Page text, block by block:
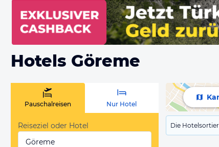
Hotels Göreme
Die
Pauschalreisen Nur Hotel
Reiseziel oder Hotel
Göreme